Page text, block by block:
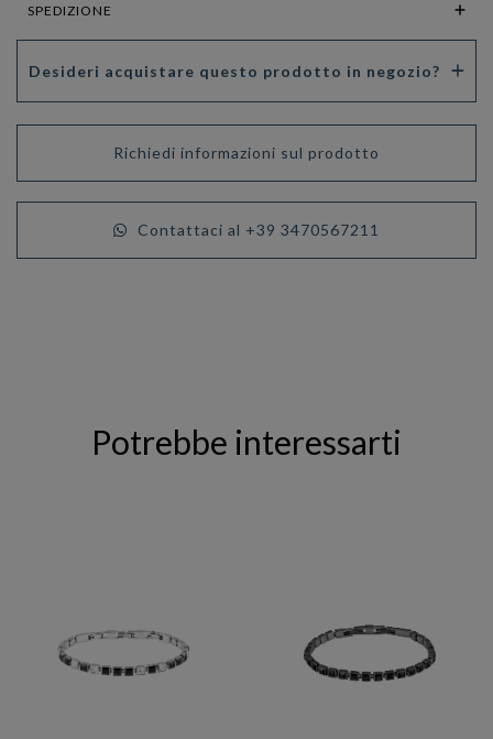
SPEDIZIONE
Desideri acquistare questo prodotto in negozio?
Richiedi informazioni sul prodotto
Contattaci al +39 3470567211
Potrebbe interessarti